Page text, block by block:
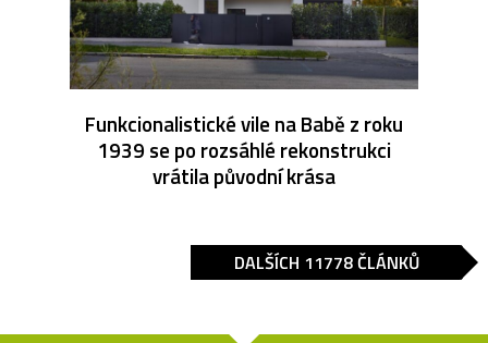
Funkcionalistické vile na Babě z roku
1939 se po rozsáhlé rekonstrukci
vrátila původní krása
DALŠÍCH 11778 ČLÁNKŮ